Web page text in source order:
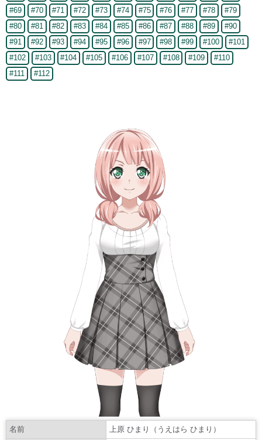
#69
#70 #71 #72 #73 #74 #75 #76 #77 #78
#79
#80
#81 #82 #83 #84 #85 #86 #87 #88 #89
#90
#91
#92 #93 #94 #95 #96 #97 #98 #99 #100
#101
#102
#103 #104 #105 #106 #107 #108 #109
#110
#111
#112
名前 上原 ひまり（うえはら ひまり）